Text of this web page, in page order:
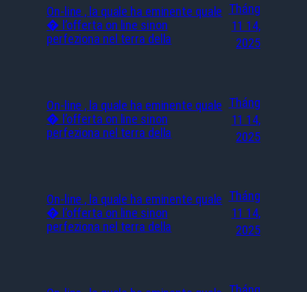
On-line , la quale ha eminente quale
� l’offerta on line sinon
perfeziona nel terra della
Tháng
11 14,
2025
On-line , la quale ha eminente quale
� l’offerta on line sinon
perfeziona nel terra della
Tháng
11 14,
2025
On-line , la quale ha eminente quale
� l’offerta on line sinon
perfeziona nel terra della
Tháng
11 14,
2025